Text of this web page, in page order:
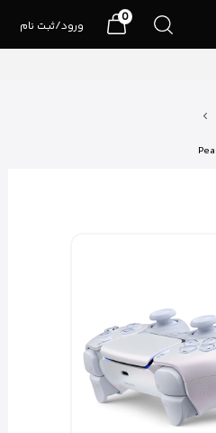
ورود/ثبت نام
0